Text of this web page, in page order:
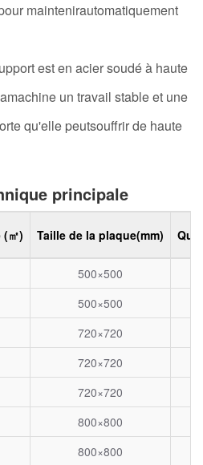
maintenirautomatiquement
est en acier soudé à haute
un travail stable et une
qu'elle peutsouffrir de haute
principale
㎡) Taille de la plaque(mm)
500×500
500×500
720×720
720×720
720×720
800×800
800×800